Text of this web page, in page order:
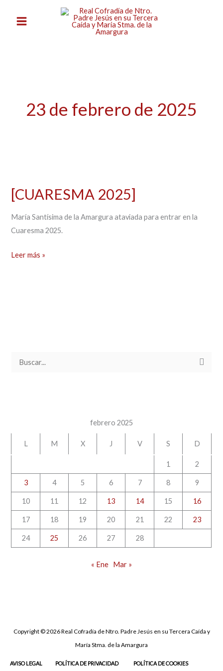
23 de febrero de 2025
[CUARESMA 2025]
María Santísima de la Amargura ataviada para entrar en la
Cuaresma 2025.
Leer más »
:
febrero 2025
L M X J V S D
1 2
3 4 5 6 7 8 9
10 11 12 13 14 15 16
17 18 19 20 21 22 23
24 25 26 27 28
« Ene Mar »
Copyright © 2026 Real Cofradía de Ntro. Padre Jesús en su Tercera Caída y
María Stma. de la Amargura
AVISO LEGAL POLÍTICA DE PRIVACIDAD POLÍTICA DE COOKIES